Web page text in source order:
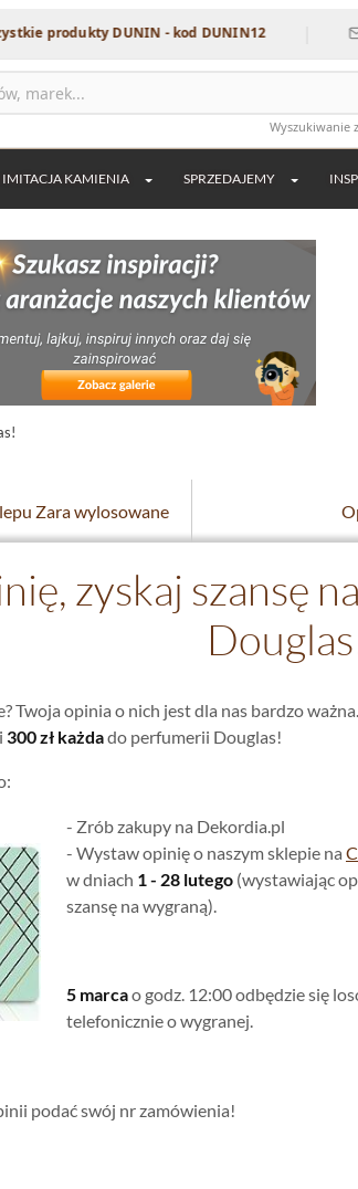
produkty DUNIN - kod DUNIN12
Wyszukiwanie
IMITACJA KAMIENIA SPRZEDAJEMY
Zara wylosowane
zyskaj szansę
Twoja opinia o nich jest dla nas bardzo
300 zł każdado perfumerii Douglas!
- Zrób zakupy na Dekordia.pl
- Wystaw opinię o naszym sklepie na
w dniach 1 - 28 lutego (wystawiając
szansę na wygraną).
5 marcao godz. 12:00 odbędzie się
telefonicznie o wygranej.
podać swój nr zamówienia!